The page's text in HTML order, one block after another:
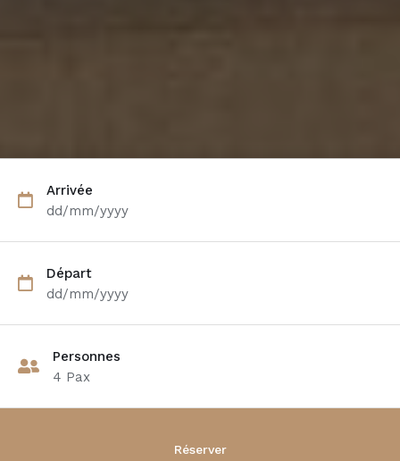
Arrivée
dd/mm/yyyy
Départ
dd/mm/yyyy
Personnes
4 Pax